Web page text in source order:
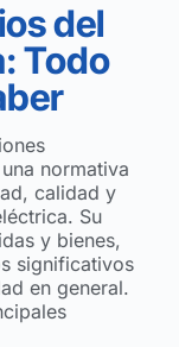
del
Todo
normativa
calidad y
Su
y bienes,
significativos
en general.